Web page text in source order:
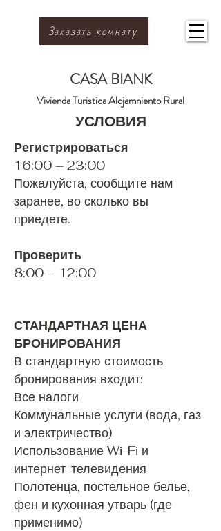
Заказать комнату
CASA BIANK
Vivienda Turistica Alojamniento Rural
УСЛОВИЯ
Регистрироваться
16:00 – 23:00
Пожалуйста, сообщите нам
заранее, во сколько вы
приедете.
Проверить
8:00 – 12:00
СТАНДАРТНАЯ ЦЕНА
БРОНИРОВАНИЯ
В стандартную стоимость
бронирования входит:
Все налоги
Коммунальные услуги (вода, газ
и электричество)
Использование Wi-Fi и
интернет-телевидения
Полотенца, постельное белье,
фен и кухонная утварь (где
применимо)